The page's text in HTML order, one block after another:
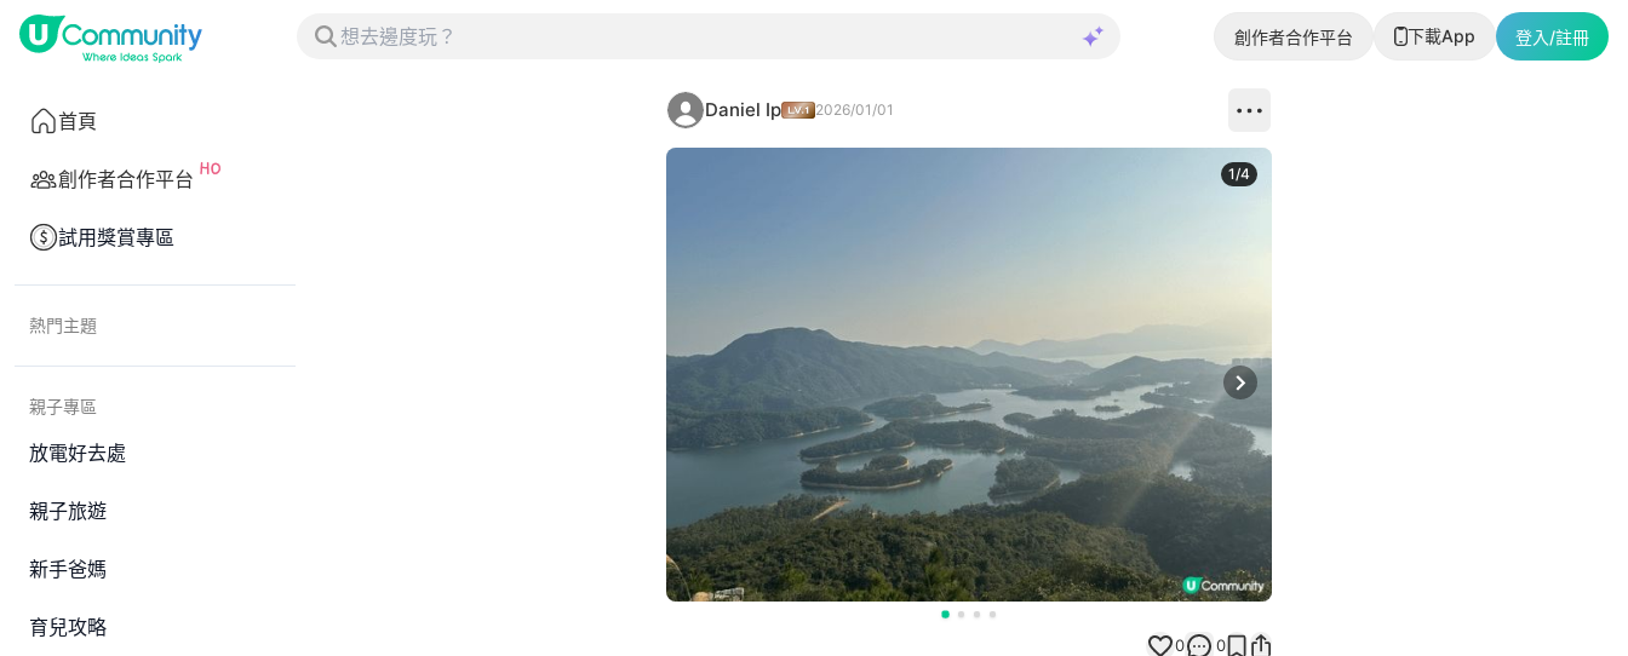
創作者合作平台 下載App 登入/註冊
首頁
創作者合作平台
試用獎賞專區
熱門主題
親子專區
放電好去處
親子旅遊
新手爸媽
育兒攻略
Daniel Ip 2026/01/01
Next slide
1/4
0 0